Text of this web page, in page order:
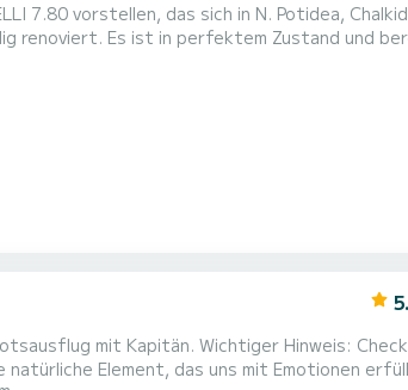
7.80 vorstellen, das sich in N. Potidea,
renoviert. Es ist in perfektem Zustand und
bieten. Mit einer Kapazität von bis zu 10
Leitung eines erfahrenen Skippers, der Sie
mit Kapitän. Wichtiger Hinweis:
Element, das uns mit Emotionen